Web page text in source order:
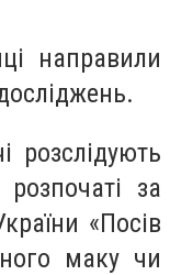
направили
розслідують
за
«Посів
маку чи